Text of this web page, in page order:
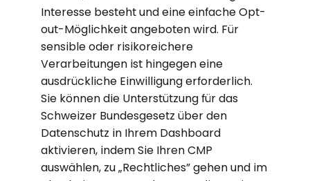
Interesse besteht und eine einfache Opt-
out-Möglichkeit angeboten wird. Für
sensible oder risikoreichere
Verarbeitungen ist hingegen eine
ausdrückliche Einwilligung erforderlich.
Sie können die Unterstützung für das
Schweizer Bundesgesetz über den
Datenschutz in Ihrem Dashboard
aktivieren, indem Sie Ihren CMP
auswählen, zu „Rechtliches” gehen und im